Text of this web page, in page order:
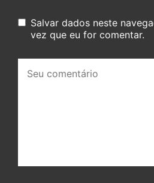
Salvar dados neste
vez que eu for comentar.
comentário: